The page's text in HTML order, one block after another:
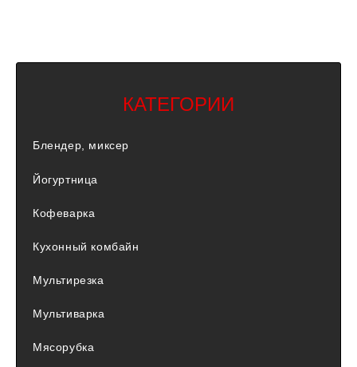
КАТЕГОРИИ
Блендер, миксер
Йогуртница
Кофеварка
Кухонный комбайн
Мультирезка
Мультиварка
Мясорубка